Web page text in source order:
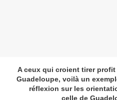
A ceux qui croient tirer
Guadeloupe, voilà un
réflexion sur les
celle de